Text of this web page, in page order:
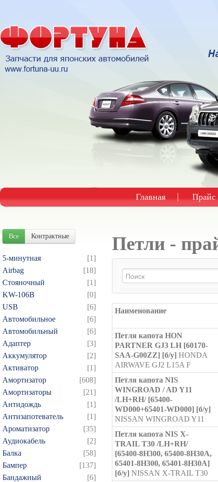
Главная Прайс
Все Контрактные
5-минутная
[1]
Airbag
[18]
Cтояночный
[1]
KW-106B
[0]
USB
[6]
Автомобильное
[6]
Автомобильный
[6]
Адаптер
[3]
Аккумулятор
[2]
Активатор
[1]
Амортизатор
[608]
Амортизаторы
[21]
Антидождь
[1]
Антизапотеватель
[1]
Ароматизатор
[35]
Аудиокабель
[2]
Балка
[58]
Бампер
[137]
Бандажный
[6]
Петли -
Наименование
Петля капота HON
PARTNER GJ3 LH [60170-
SAA-G00ZZ] [б/у] HONDA
AIRWAVE GJ2 L15A F
Петля капота NIS
WINGROAD / AD Y11
/LH+RH/ [65400-
WD000+65401-WD000] [б/у]
NISSAN WINGROAD Y11
Петля капота NIS X-
TRAIL T30 /LH+RH/
[65400-8H300, 65400-8H30A,
65401-8H300, 65401-8H30A]
[б/у] NISSAN X-TRAIL T30